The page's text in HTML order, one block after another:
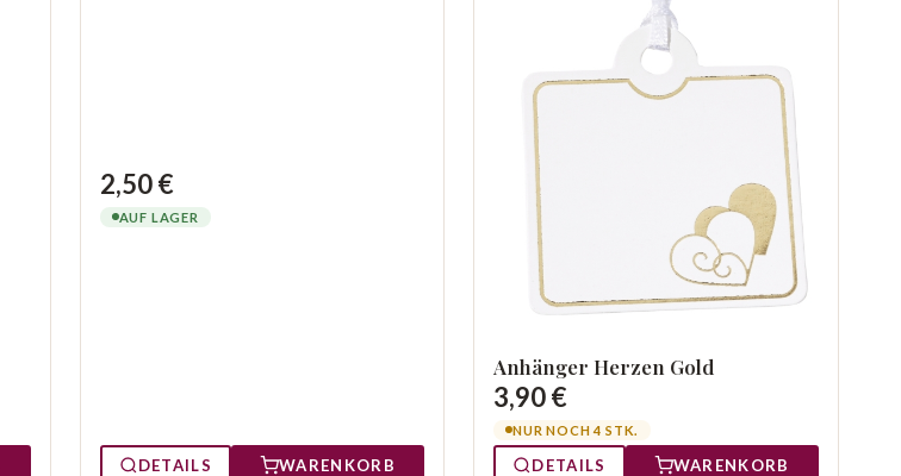
2,50 €
AUF LAGER
DETAILS WARENKORB
Anhänger Herzen Gold
3,90 €
NUR NOCH 4 STK.
DETAILS WARENKORB